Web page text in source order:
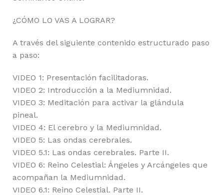
¿CÓMO LO VAS A LOGRAR?
A través del siguiente contenido estructurado paso
a paso:
VIDEO 1: Presentación facilitadoras.
VIDEO 2: Introducción a la Mediumnidad.
VIDEO 3: Meditación para activar la glándula
pineal.
VIDEO 4: El cerebro y la Mediumnidad.
VIDEO 5: Las ondas cerebrales.
VIDEO 5.1: Las ondas cerebrales. Parte II.
VIDEO 6: Reino Celestial: Ángeles y Arcángeles que
acompañan la Mediumnidad.
VIDEO 6.1: Reino Celestial. Parte II.